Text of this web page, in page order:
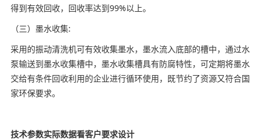
得到有效回收，回收率达到99%以上。
（三）墨水收集:
采用的振动清洗机可有效收集墨水，墨水流入底部的槽中，通过水
泵输送到墨水收集槽中，墨水收集槽具有防腐特性，可定期将墨水
交给有条件回收利用的企业进行循环使用，既节约了资源又符合国
家环保要求。
技术参数实际数据看客户要求设计